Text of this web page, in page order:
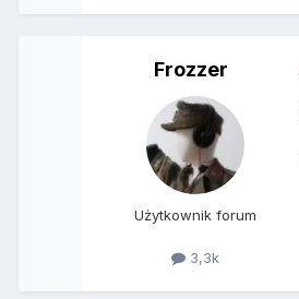
Frozzer
Użytkownik forum
3,3k